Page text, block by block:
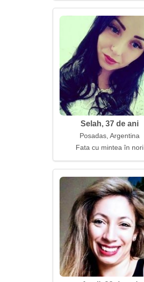
Selah, 37 de ani
Posadas, Argentina
Fata cu mintea în nori